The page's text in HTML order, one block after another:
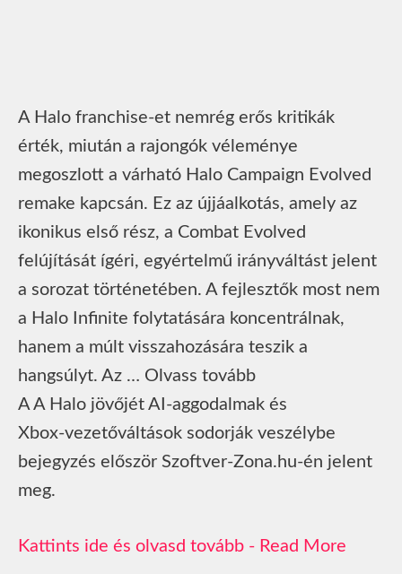
A Halo franchise-et nemrég erős kritikák
érték, miután a rajongók véleménye
megoszlott a várható Halo Campaign Evolved
remake kapcsán. Ez az újjáalkotás, amely az
ikonikus első rész, a Combat Evolved
felújítását ígéri, egyértelmű irányváltást jelent
a sorozat történetében. A fejlesztők most nem
a Halo Infinite folytatására koncentrálnak,
hanem a múlt visszahozására teszik a
hangsúlyt. Az … Olvass tovább
A A Halo jövőjét AI‑aggodalmak és
Xbox‑vezetőváltások sodorják veszélybe
bejegyzés először Szoftver-Zona.hu-én jelent
meg.
Read More